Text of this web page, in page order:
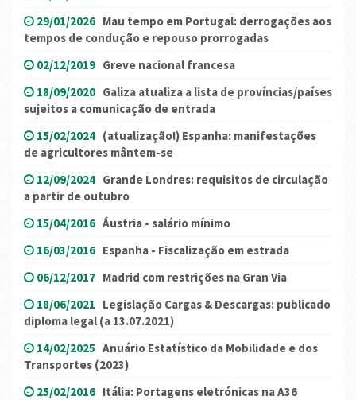
29/01/2026 Mau tempo em Portugal: derrogações aos
tempos de condução e repouso prorrogadas
02/12/2019 Greve nacional francesa
18/09/2020 Galiza atualiza a lista de províncias/países
sujeitos a comunicação de entrada
15/02/2024 (atualização!) Espanha: manifestações
de agricultores mântem-se
12/09/2024 Grande Londres: requisitos de circulação
a partir de outubro
15/04/2016 Áustria - salário mínimo
16/03/2016 Espanha - Fiscalização em estrada
06/12/2017 Madrid com restrições na Gran Via
18/06/2021 Legislação Cargas & Descargas: publicado
diploma legal (a 13.07.2021)
14/02/2025 Anuário Estatístico da Mobilidade e dos
Transportes (2023)
25/02/2016 Itália: Portagens eletrónicas na A36